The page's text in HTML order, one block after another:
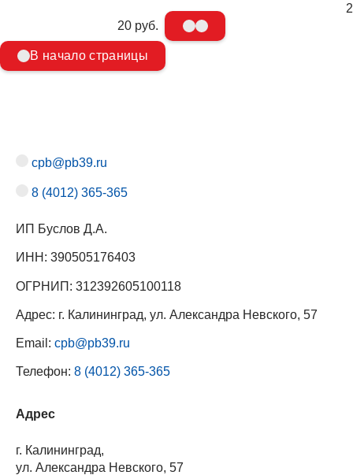
20 руб.
В начало страницы
cpb@pb39.ru
8 (4012) 365-365
ИП Буслов Д.А.
ИНН: 390505176403
ОГРНИП: 312392605100118
Адрес: г. Калининград, ул. Александра Невского, 57
Email: cpb@pb39.ru
Телефон: 8 (4012) 365-365
Адрес
г. Калининград,
ул. Александра Невского, 57